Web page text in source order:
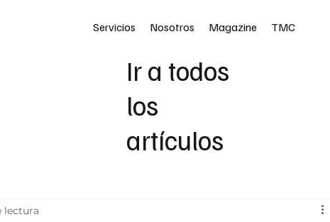
Servicios Nosotros Magazine TMC
Ir a todos
los
artículos
lectura